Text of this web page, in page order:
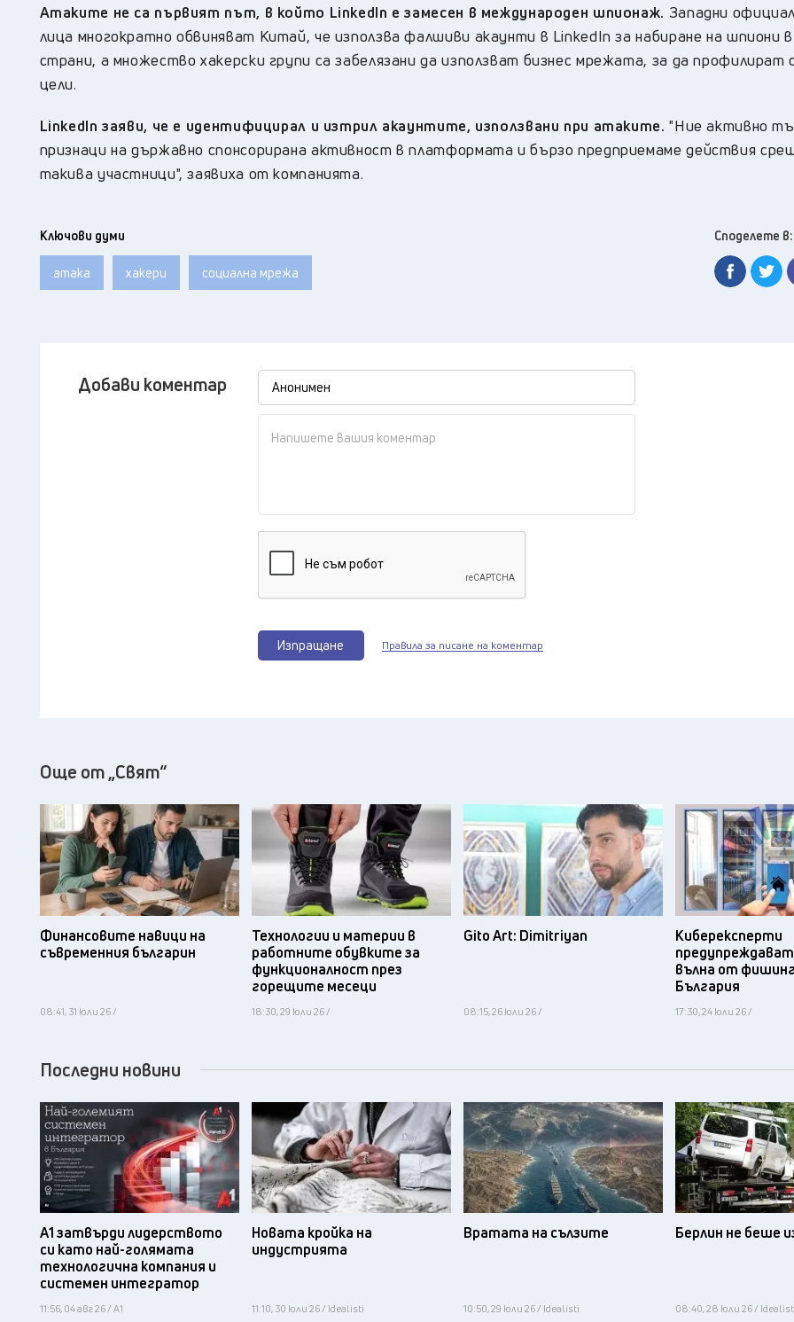
Атаките не са първият път, в който LinkedIn е замесен в международен шпионаж. Западни
лица многократно обвиняват Китай, че използва фалшиви акаунти в LinkedIn за набиране на шпиони
страни, а множество хакерски групи са забелязани да използват бизнес мрежата, за да профилират
цели.
LinkedIn заяви, че е идентифицирал и изтрил акаунтите, използвани при атаките. "Ние активно
признаци на държавно спонсорирана активност в платформата и бързо предприемаме действия
такива участници", заявиха от компанията.
Ключови думи
атака хакери социална мрежа
Споделете в:
Добави коментар
Изпращане Правила за писане на коментар
Още от „Свят“
Финансовите навици на
съвременния българин
08:41, 31 юли 26 /
Технологии и материи в
работните обувките за
функционалност през
горещите месеци
18:30, 29 юли 26 /
Gito Art: Dimitriyan
08:15, 26 юли 26 /
Киберексперти
вълна от
България
17:30, 24 юли 26 /
Последни новини
А1 затвърди лидерството
си като най-голямата
технологична компания и
системен интегратор
11:56, 04 авг 26 / А1
Новата кройка на
индустрията
11:10, 30 юли 26 / Idealisti
Вратата на сълзите
10:50, 29 юли 26 / Idealisti
Берлин не беше
08:40, 28 юли 26 /